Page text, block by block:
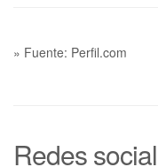
» Fuente: Perfil.com
Redes